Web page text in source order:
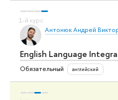
Антонюк Андрей
English Language
Обязательный английский